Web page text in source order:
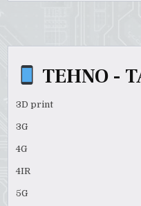
TEHNO -
3D print
3G
4G
4IR
5G